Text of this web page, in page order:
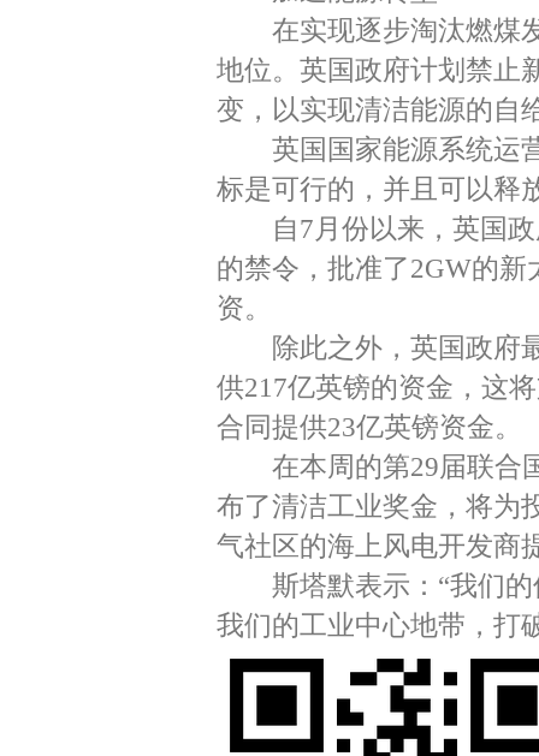
在实现逐步淘汰燃煤发
地位。英国政府计划禁止
变，以实现清洁能源的自
英国国家能源系统运营
标是可行的，并且可以释
自7月份以来，英国政
的禁令，批准了2GW的
资。
除此之外，英国政府最
供217亿英镑的资金，这
合同提供23亿英镑资金。
在本周的第29届联合国
布了清洁工业奖金，将为
气社区的海上风电开发商
斯塔默表示：“我们的
我们的工业中心地带，打